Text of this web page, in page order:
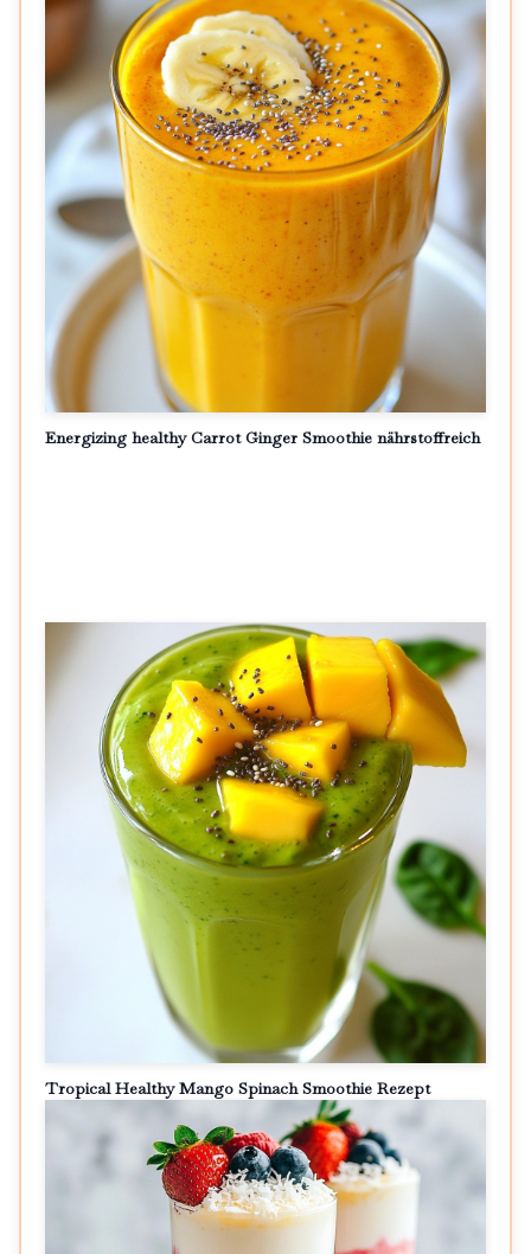
Energizing healthy Carrot Ginger Smoothie nährstoffreich
Tropical Healthy Mango Spinach Smoothie Rezept